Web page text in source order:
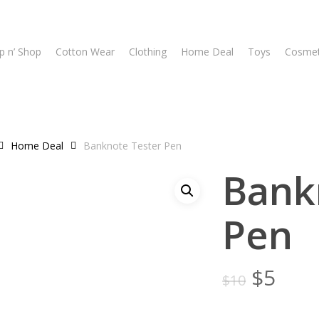
n’ Shop Cotton Wear Clothing Home Deal Toys
Home Deal Banknote Tester Pen
Pen
$10 Original
$5